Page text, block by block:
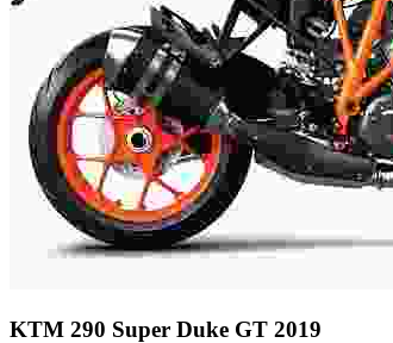
KTM 290 Super Duke GT 2019